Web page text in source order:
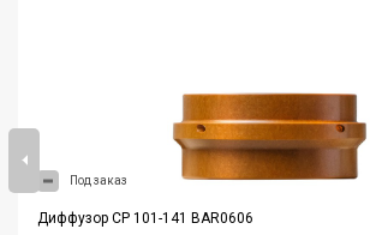
Под заказ
Диффузор CP 101-141 BAR0606